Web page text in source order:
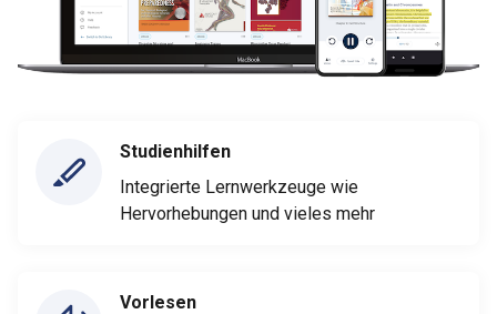
Studienhilfen
Integrierte Lernwerkzeuge wie
Hervorhebungen und vieles mehr
Vorlesen